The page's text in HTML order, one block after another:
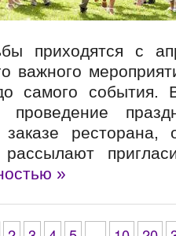
приходятся с
важного
самого события.
проведение
заказе ресторана,
»